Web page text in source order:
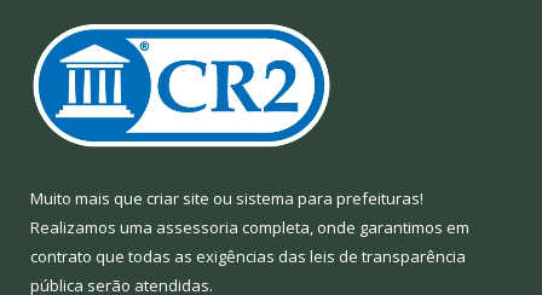
Muito mais que criar site ou sistema para prefeituras!
Realizamos uma assessoria completa, onde garantimos em
contrato que todas as exigências das leis de transparência
pública serão atendidas.